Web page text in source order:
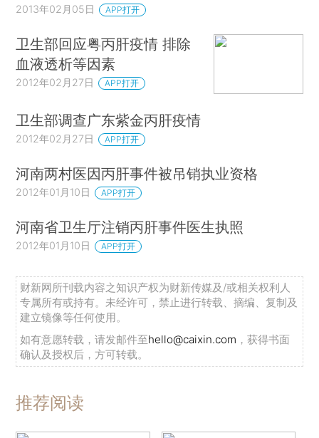
2013年02月05日 APP打开
卫生部回应粤丙肝疫情 排除
血液透析等因素
2012年02月27日 APP打开
卫生部调查广东紫金丙肝疫情
2012年02月27日 APP打开
河南两村医因丙肝事件被吊销执业资格
2012年01月10日 APP打开
河南省卫生厅注销丙肝事件医生执照
2012年01月10日 APP打开
财新网所刊载内容之知识产权为财新传媒及/或相关权利人
专属所有或持有。未经许可，禁止进行转载、摘编、复制及
建立镜像等任何使用。
如有意愿转载，请发邮件至hello@caixin.com ，获得书面
确认及授权后，方可转载。
推荐阅读